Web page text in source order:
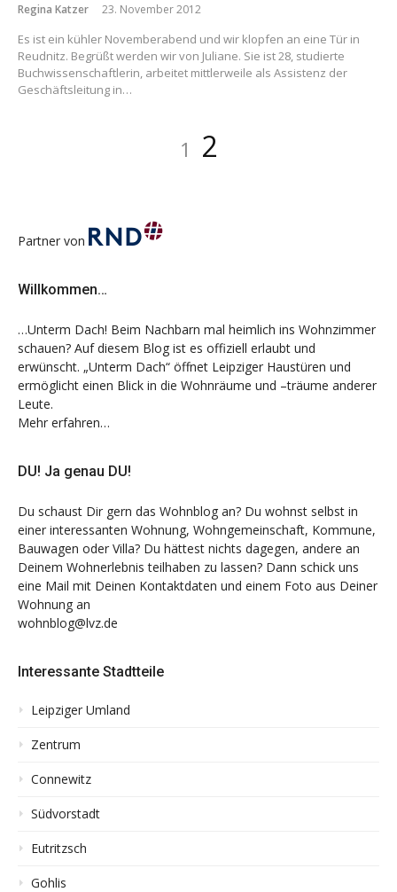
Regina Katzer 23. November 2012
Es ist ein kühler Novemberabend und wir klopfen an eine Tür in
Reudnitz. Begrüßt werden wir von Juliane. Sie ist 28, studierte
Buchwissenschaftlerin, arbeitet mittlerweile als Assistenz der
Geschäftsleitung in…
Beitragsnavigation
Seite
1 Seite
2
Partner von
Willkommen…
…Unterm Dach! Beim Nachbarn mal heimlich ins Wohnzimmer
schauen? Auf diesem Blog ist es offiziell erlaubt und
erwünscht. „Unterm Dach“ öffnet Leipziger Haustüren und
ermöglicht einen Blick in die Wohnräume und –träume anderer
Leute.
Mehr erfahren…
DU! Ja genau DU!
Du schaust Dir gern das Wohnblog an? Du wohnst selbst in
einer interessanten Wohnung, Wohngemeinschaft, Kommune,
Bauwagen oder Villa? Du hättest nichts dagegen, andere an
Deinem Wohnerlebnis teilhaben zu lassen? Dann schick uns
eine Mail mit Deinen Kontaktdaten und einem Foto aus Deiner
Wohnung an
wohnblog@lvz.de
Interessante Stadtteile
Leipziger Umland
Zentrum
Connewitz
Südvorstadt
Eutritzsch
Gohlis